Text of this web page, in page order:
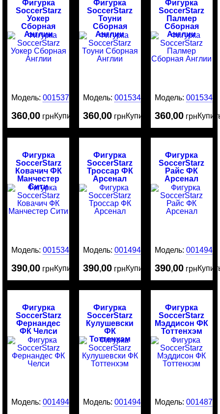
Фигурка
SoccerStarz
Уокер
Сборная
Англии
Модель:0015375
360,00 грнКупить
Фигурка
SoccerStarz
Тоуни
Сборная
Англии
Модель:0015342
360,00 грнКупить
Фигурка
SoccerStarz
Палмер
Сборная
Англии
Модель: 0015341
360,00 грн
Фигурка
SoccerStarz
Ковачич ФК
Манчестер
Сити
Модель:0015340
390,00 грнКупить
Фигурка
SoccerStarz
Троссар ФК
Арсенал
Модель:0014945
390,00 грнКупить
Фигурка
SoccerStarz
Райс ФК
Арсенал
Модель: 0014944
390,00 грн
Фигурка
SoccerStarz
Фернандес
ФК Челси
Модель:0014943
Фигурка
SoccerStarz
Кулушевски
ФК
Тоттенхэм
Модель:0014942
Фигурка
SoccerStarz
Мэддисон ФК
Тоттенхэм
Модель: 0014874